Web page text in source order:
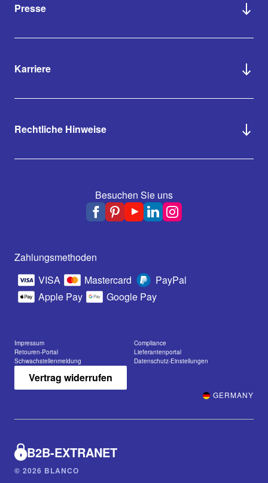
Presse
Karriere
Rechtliche Hinweise
Besuchen Sie uns
Zahlungsmethoden
VISA
Mastercard
PayPal
Apple Pay
Google Pay
Impressum
Compliance
Retouren-Portal
Lieferantenportal
Schwachstellenmeldung
Datenschutz-Einstellungen
Vertrag widerrufen
GERMANY
B2B-EXTRANET
© 2026 BLANCO